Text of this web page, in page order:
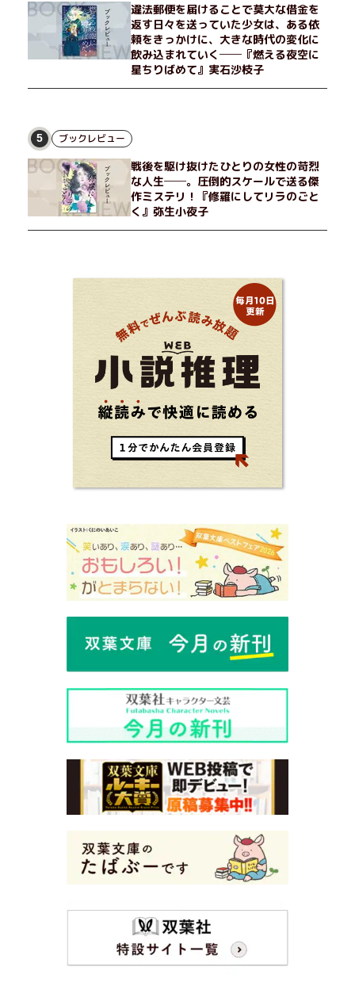
違法郵便を届けることで莫大な借金を
返す日々を送っていた少女は、ある依
頼をきっかけに、大きな時代の変化に
飲み込まれていく──『燃える夜空に
星ちりばめて』実石沙枝子
5 ブックレビュー
戦後を駆け抜けたひとりの女性の苛烈
な人生──。圧倒的スケールで送る傑
作ミステリ！『修羅にしてリラのごと
く』弥生小夜子